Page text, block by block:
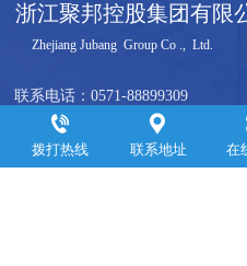
浙江聚邦控股集团有限
     Zhejiang Jubang  Group Co .,  Ltd.
联系电话： 0571-88899309
邮箱：yemin@jubanggroup.com.cn
通讯地址：杭州市萧山区钱江世
拨打热线 联系地址 在